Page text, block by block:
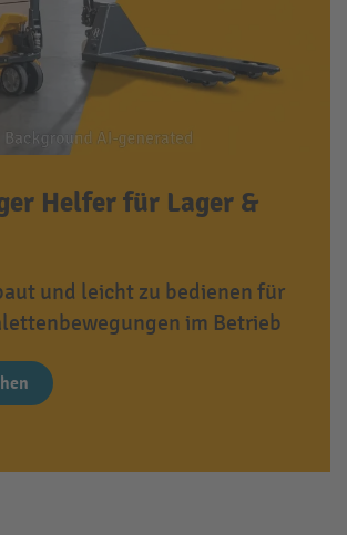
Helfer für Lager &
und leicht zu bedienen für
im Betrieb